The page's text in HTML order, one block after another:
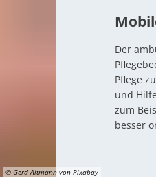
© Gerd Altmann von Pixabay
Der
Pflege
und
zum
besser